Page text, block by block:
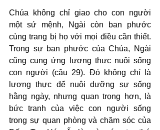
Chúa không chỉ giao cho con người
một sứ mệnh, Ngài còn ban phước
cùng trang bị họ với mọi điều cần thiết.
Trong sự ban phước của Chúa, Ngài
cũng cung ứng lương thực nuôi sống
con người (câu 29). Đó không chỉ là
lương thực để nuôi dưỡng sự sống
hằng ngày, nhưng quan trọng hơn, là
bức tranh của việc con người sống
trong sự quan phòng và chăm sóc của